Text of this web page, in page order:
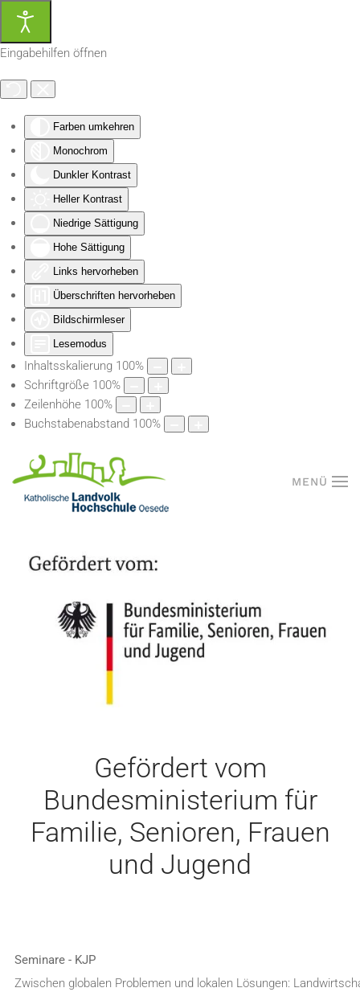
Eingabehilfen öffnen
Farben umkehren
Monochrom
Dunkler Kontrast
Heller Kontrast
Niedrige Sättigung
Hohe Sättigung
Links hervorheben
Überschriften hervorheben
Bildschirmleser
Lesemodus
Inhaltsskalierung 100%
Schriftgröße 100%
Zeilenhöhe 100%
Buchstabenabstand 100%
Zum Hauptinhalt springen
MENÜ
Gefördert vom
Bundesministerium für
Familie, Senioren, Frauen
und Jugend
Seminare - KJP
Zwischen globalen Problemen und lokalen Lösungen: